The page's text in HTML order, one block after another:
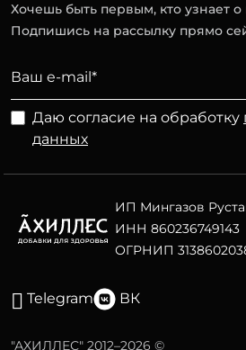
Хочешь быть первым, кто узнает
Подпишись на рассылку прямо
Даю согласие на обработку
данных
ИП Мингазов
ИНН 860236749143
ОГРНИП
Telegram ВК
"АХИЛЛЕС" 2012–2026 ©